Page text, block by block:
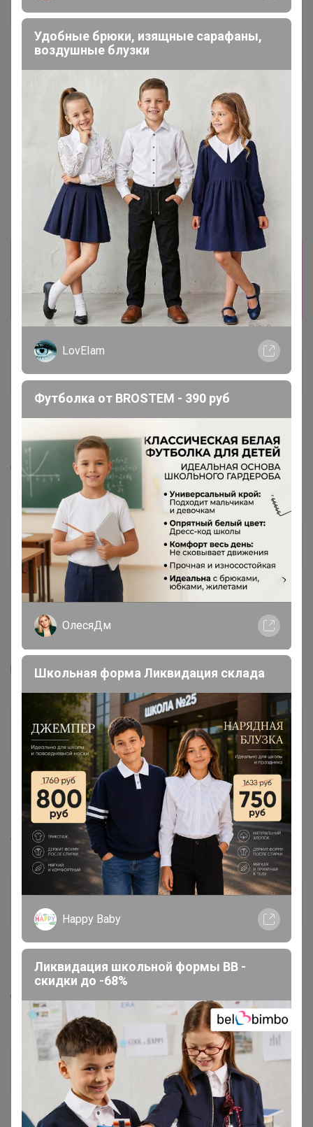
440р
282,06р
"Gamma" Лебяжий пух
(синтетический
наполнитель) 100%
полиэфир 500 г ± 5 г белый
Информация о заказах доступна
лишь членам клуба
Показать
Кандидат в магистры
Добрый день!подскажите,брюки маванго в наличии?
напишите на какой размер смотреть
Джилка
Организатор СП
21 апреля, 2020 09:36
ГалЮрка
, Добрый день, брюки в наличии. Размер
31/34 (46 размер, а L34 - это длина брюк в дюймах,
расчитана примерно на рост 178-185 см)
Solntce
Виртуоз СП
22 апреля, 2020 16:56
Джилка, добрый день! Из пристроя можно заказ
оплачивать?
Ольга ЛА
Добрый вечер. Поменяйте мне пожалуйста ЦР на
Космос. Сразу не успела.
Наталья Васильевна
Великий магистр
Удобные брюки, изящные сарафаны,
воздушные блузки
LovEIam
Футболка от BROSTEM - 390 руб
ОлесяДм
Школьная форма Ликвидация склада
Happy Baby
Ликвидация школьной формы BB -
скидки до -68%